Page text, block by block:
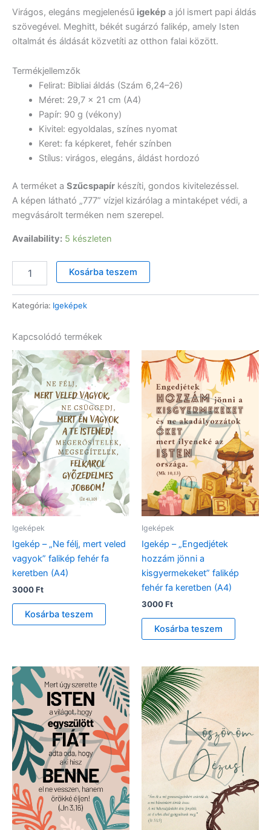
Virágos, elegáns megjelenésű igekép a jól ismert papi áldás
szövegével. Meghitt, békét sugárzó falikép, amely Isten
oltalmát és áldását közvetíti az otthon falai között.
Termékjellemzők
Felirat: Bibliai áldás (Szám 6,24–26)
Méret: 29,7 × 21 cm (A4)
Papír: 90 g (vékony)
Kivitel: egyoldalas, színes nyomat
Keret: fa képkeret, fehér színben
Stílus: virágos, elegáns, áldást hordozó
A terméket a Szűcspapír készíti, gondos kivitelezéssel.
A képen látható „777” vízjel kizárólag a mintaképet védi, a
megvásárolt terméken nem szerepel.
Availability: 5 készleten
meg
Úr”
falikép
fehér
fa
keretben
(A4)
mennyiség
Kosárba teszem
Kategória: Igeképek
Kapcsolódó termékek
Igeképek
Igekép – „Ne félj, mert veled
vagyok” falikép fehér fa
keretben (A4)
3000Ft
Kosárba teszem
Igeképek
Igekép – „Engedjétek
hozzám jönni a
kisgyermekeket” falikép
fehér fa keretben (A4)
3000Ft
Kosárba teszem